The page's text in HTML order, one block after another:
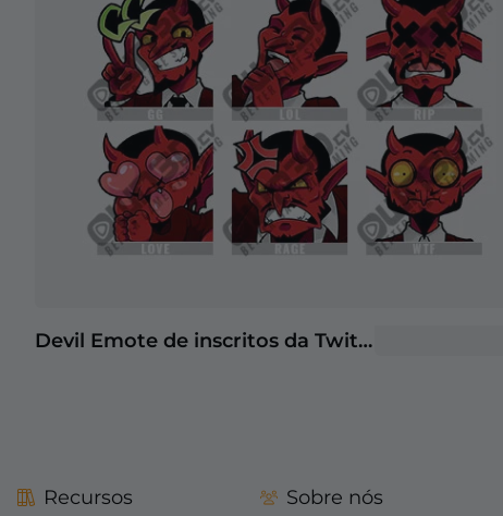
Devil Emote de inscritos da Twitch | Emotes de inscritos da Twitch
Recursos Sobre nós